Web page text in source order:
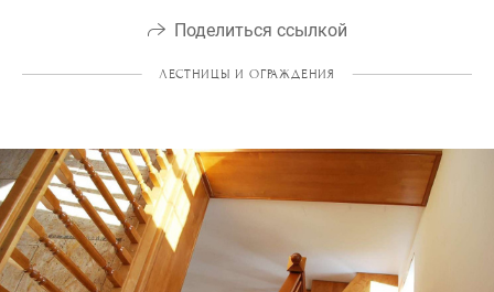
Поделиться ссылкой
ЛЕСТНИЦЫ И ОГРАЖДЕНИЯ